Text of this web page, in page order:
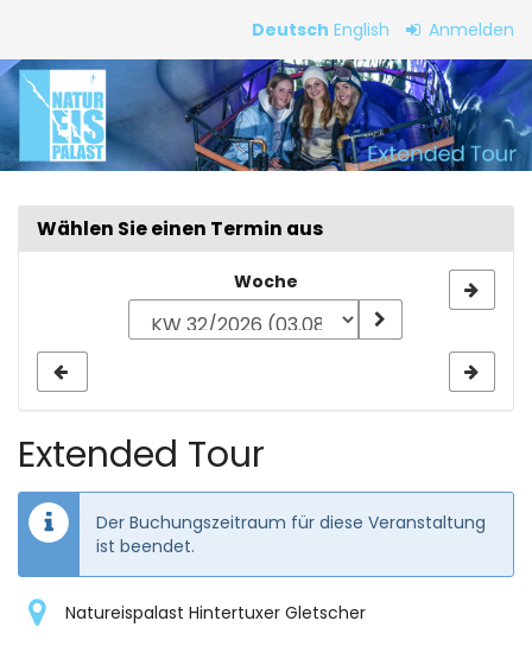
Inhalt
springen
Deutsch English Anmelden
Extended
Tour
Wählen Sie einen Termin aus
zur
Woche
Extended Tour
Der Buchungszeitraum für diese Veranstaltung
ist beendet.
Natureispalast Hintertuxer Gletscher